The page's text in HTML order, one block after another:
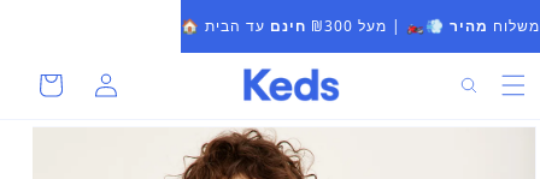
לתוכןמשלוח מהיר 💨🏍 | מעל ₪300 חינם עד הבית 🏠
חיפוש התחברות
סל
קניות